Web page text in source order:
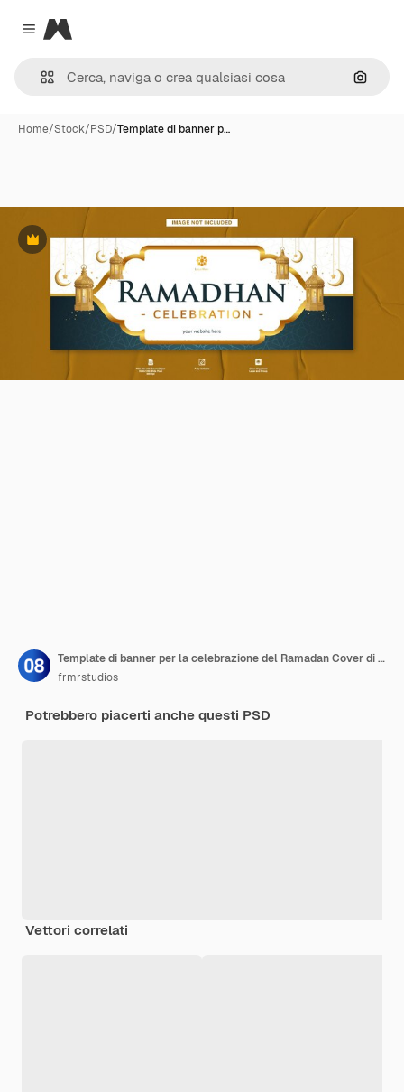
Close menu
Magnific
Cerca
Home/Stock/PSD/Template di banner p…
Premium
Template di banner per la celebrazione del Ramadan Cover di Facebook con design di lanterna
frmrstudios
Potrebbero piacerti anche questi PSD
Vettori correlati